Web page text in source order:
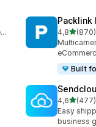
Gratis abonnement tilgjengelig
Packlink
4,8av 5(870)
Totalt 870
Built
4,6av 5(477)
Totalt 477
Easy
business